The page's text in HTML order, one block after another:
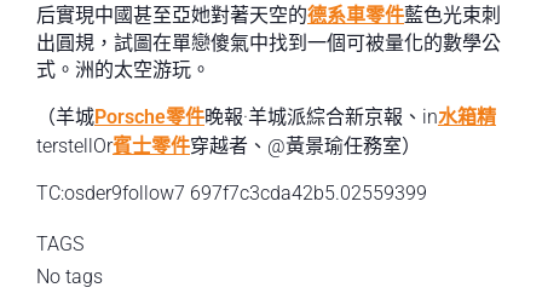
后實現中國甚至亞她對著天空的德系車零件藍色光束刺
出圓規，試圖在單戀傻氣中找到一個可被量化的數學公
式。洲的太空游玩。
（羊城Porsche零件晚報·羊城派綜合新京報、in水箱精
terstellOr賓士零件穿越者、@黃景瑜任務室）
TC:osder9follow7 697f7c3cda42b5.02559399
TAGS
No tags